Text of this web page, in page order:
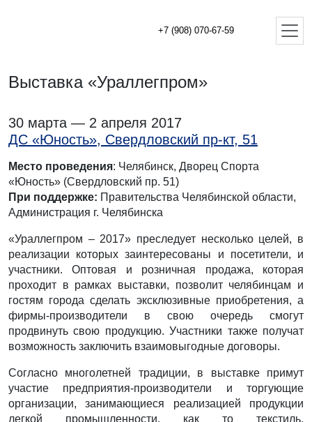
+7 (908) 070-67-59
Выставка «Ураллегпром»
30 марта — 2 апреля 2017
ДС «Юность», Свердловский пр-кт, 51
Место проведения: Челябинск, Дворец Спорта
«Юность» (Свердловский пр. 51)
При поддержке: Правительства Челябинской области,
Администрация г. Челябинска
«Ураллегпром – 2017» преследует несколько целей, в
реализации которых заинтересованы и посетители, и
участники. Оптовая и розничная продажа, которая
проходит в рамках выставки, позволит челябинцам и
гостям города сделать эксклюзивные приобретения, а
фирмы-производители в свою очередь смогут
продвинуть свою продукцию. Участники также получат
возможность заключить взаимовыгодные договоры.
Согласно многолетней традиции, в выставке примут
участие предприятия-производители и торгующие
организации, занимающиеся реализацией продукции
легкой промышленности, как то текстиль,